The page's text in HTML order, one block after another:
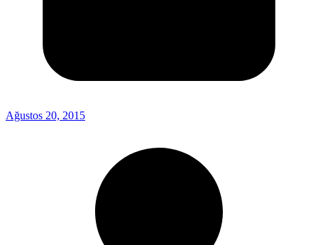
Ağustos 20, 2015